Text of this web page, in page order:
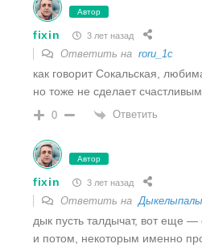
Автор
fixin 3 лет назад
Ответить на roru_1c
как говорит Сокальская,
но тоже не сделает
0 Ответить
Автор
fixin 3 лет назад
Ответить наДыкелыпалы
дык пусть талдычат, вот еще —
и потом, некоторым именно